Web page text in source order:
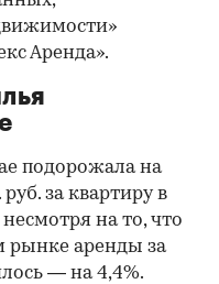
Аренда».
подорожала на
за квартиру в
на то, что
рынке аренды за
— на 4,4%.